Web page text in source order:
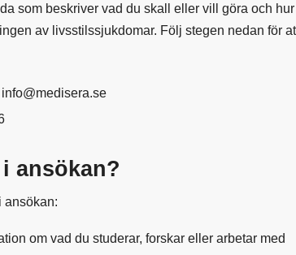
som beskriver vad du skall eller vill göra och
av livsstilssjukdomar. Följ stegen nedan för
ansökan?
ansökan:
om vad du studerar, forskar eller arbetar med